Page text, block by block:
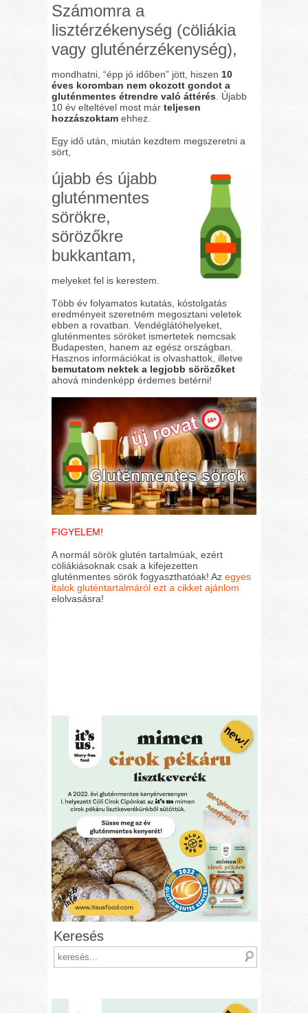
Számomra a
lisztérzékenység (cöliákia
vagy gluténérzékenység),
mondhatni, “épp jó időben” jött, hiszen 10
éves koromban nem okozott gondot a
gluténmentes étrendre való áttérés . Újabb
10 év elteltével most márteljesen
hozzászoktam ehhez.
Egy idő után, miután kezdtem megszeretni a
sört,
újabb és újabb
gluténmentes
sörökre,
sörözőkre
bukkantam,
melyeket fel is kerestem.
Több év folyamatos kutatás, kóstolgatás
eredményeit szeretném megosztani veletek
ebben a rovatban. Vendéglátóhelyeket,
gluténmentes söröket ismertetek nemcsak
Budapesten, hanem az egész országban.
Hasznos információkat is olvashattok, illetve
bemutatom nektek a legjobb sörözőket
ahová mindenképp érdemes betérni!
FIGYELEM!
A normál sörök glutén tartalmúak, ezért
cöliákiásoknak csak a kifejezetten
gluténmentes sörök fogyaszthatóak! Azegyes
italok gluténtartalmáról ezt a cikket ajánlom
elolvasásra!
Keresés